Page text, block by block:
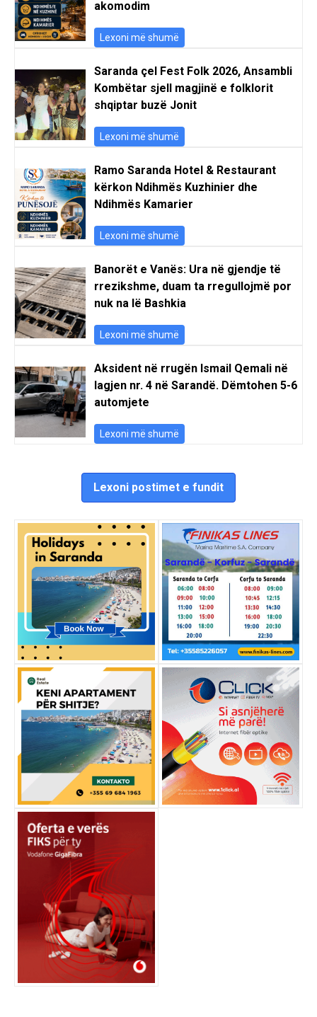
akomodim
Lexoni më shumë
Saranda çel Fest Folk 2026, Ansambli
Kombëtar sjell magjinë e folklorit
shqiptar buzë Jonit
Lexoni më shumë
Ramo Saranda Hotel & Restaurant
kërkon Ndihmës Kuzhinier dhe
Ndihmës Kamarier
Lexoni më shumë
Banorët e Vanës: Ura në gjendje të
rrezikshme, duam ta rregullojmë por
nuk na lë Bashkia
Lexoni më shumë
Aksident në rrugën Ismail Qemali në
lagjen nr. 4 në Sarandë. Dëmtohen 5-6
automjete
Lexoni më shumë
Lexoni postimet e fundit